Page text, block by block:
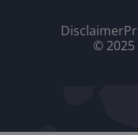
Disclaimer
© 2025